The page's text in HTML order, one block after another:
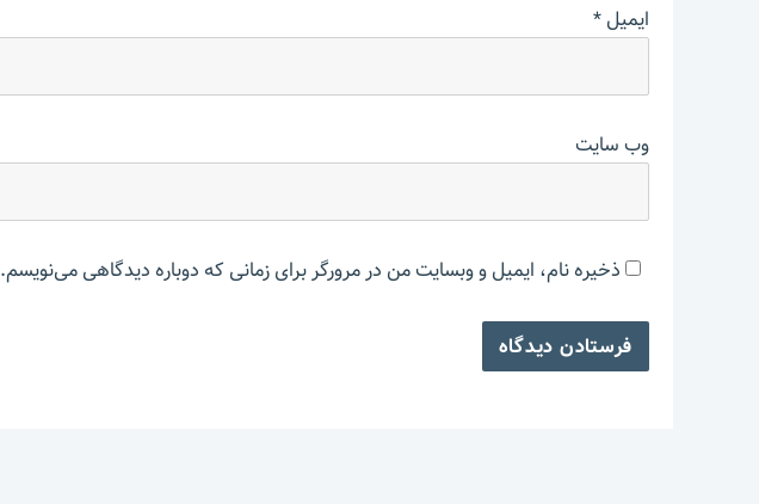
ایمیل*
وب‌ سایت
ذخیره نام، ایمیل و وبسایت من در مرورگر برای زمانی که دوباره دیدگاهی می‌نویسم.